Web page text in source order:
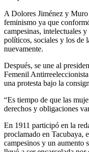
A Dolores Jiménez y
feminismo ya que
campesinas, intelectuales
políticos, sociales y los de
nuevamente.
Después, se une al
Femenil
una protesta bajo la
“Es tiempo de que las
derechos y obligaciones
En 1911 participó en la
proclamado en Tacubaya,
campesinos y un aumento